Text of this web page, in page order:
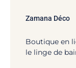
Zamana Déco
Boutique en
le linge de